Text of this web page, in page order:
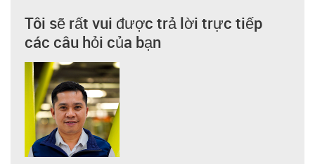
Tôi sẽ rất vui được trả lời trực tiếp
các câu hỏi của bạn